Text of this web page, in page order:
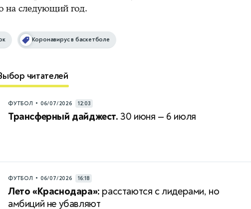
на следующий год.
Коронавирус в баскетболе
читателей
ФУТБОЛ • 06/07/2026 12:03
Трансферный дайджест. 30 июня — 6 июля
ФУТБОЛ • 06/07/2026 16:18
Лето «Краснодара»: расстаются с лидерами, но
амбиций не убавляют